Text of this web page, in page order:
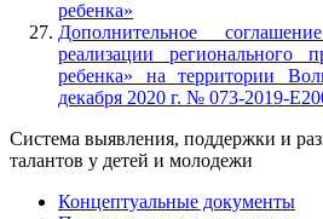
ребенка»
Дополнительное
реализации регионального
ребенка» на территории
декабря 2020 г. № 073-2019-
Система выявления, поддержки и
талантов у детей и молодежи
Концептуальные документы